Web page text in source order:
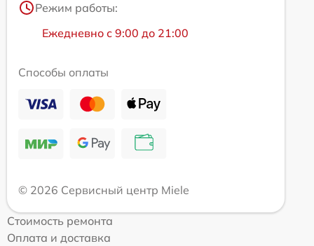
Режим работы:
Ежедневно с 9:00 до 21:00
Способы оплаты
© 2026 Сервисный центр Miele
Стоимость ремонта
Оплата и доставка